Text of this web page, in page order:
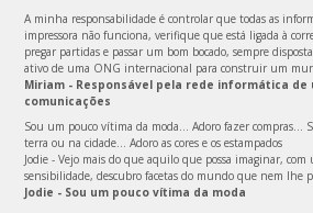
A minha responsabilidade é controlar que todas as
impressora não funciona, verifique que está ligada à
pregar partidas e passar um bom bocado, sempre
ativo de uma ONG internacional para construir um
Miriam - Responsável pela rede informática de
comunicações
Sou um pouco vítima da moda... Adoro fazer compras...
terra ou na cidade... Adoro as cores e os estampados
Jodie - Vejo mais do que aquilo que possa imaginar, com
sensibilidade, descubro facetas do mundo que nem lhe
Jodie - Sou um pouco vítima da moda